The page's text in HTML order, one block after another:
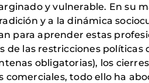
y vulnerable. En su
y a la dinámica
para aprender estas
de las restricciones políticas
obligatorias), los
todo ello ha